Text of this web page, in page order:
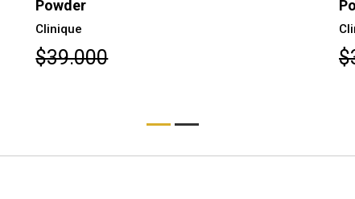
Powder
Clinique
$39.000